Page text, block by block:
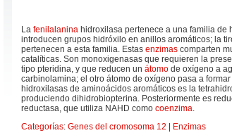
La fenilalanina hidroxilasa pertenece a una familia de
introducen grupos hidróxilo en anillos aromáticos; la
pertenecen a esta familia. Estas enzimas comparten
catalíticas. Son monoxigenasas que requieren la
tipo pteridina, y que reducen un átomo de oxígeno a
carbinolamina; el otro átomo de oxígeno pasa a
hidroxilasas de aminoácidos aromáticos es la
produciendo dihidrobiopterina. Posteriormente es
reductasa, que utiliza NAHD como coenzima.
Categorías: Genes del cromosoma 12 Enzimas